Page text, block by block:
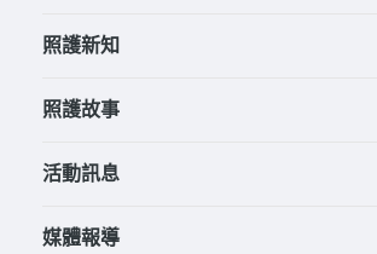
照護新知
照護故事
活動訊息
媒體報導